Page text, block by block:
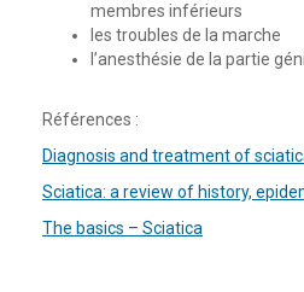
membres inférieurs
les troubles de la marche
l’anesthésie de la partie
Références :
Diagnosis and treatment of
Sciatica: a review of history,
The basics – Sciatica